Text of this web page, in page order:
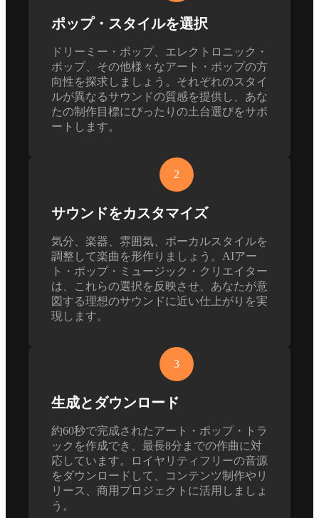
ポップ・スタイルを選択
ドリーミー・ポップ、エレクトロニック・
ポップ、その他様々なアート・ポップの方
向性を探求しましょう。それぞれのスタイ
ルが異なるサウンドの質感を提供し、あな
たの制作目標にぴったりの土台選びをサポ
ートします。
2
サウンドをカスタマイズ
気分、楽器、雰囲気、ボーカルスタイルを
調整して楽曲を形作りましょう。AIアー
ト・ポップ・ミュージック・クリエイター
は、これらの選択を反映させ、あなたが意
図する理想のサウンドに近い仕上がりを実
現します。
3
生成とダウンロード
約60秒で完成されたアート・ポップ・トラ
ックを作成でき、最長8分までの作曲に対
応しています。ロイヤリティフリーの音源
をダウンロードして、コンテンツ制作やリ
リース、商用プロジェクトに活用しましょ
う。